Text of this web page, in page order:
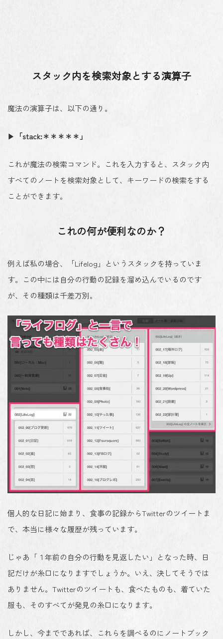
スタック内を検索対象とする演算子
魔法の演算子は、以下の通り。
▶ 「stack:＊＊＊＊＊」
これが魔法の検索コマンド。これを入力すると、スタック内
すべてのノートを検索対象として、キーワードの検索をする
ことができます。
これの何が便利なのか？
例えば私の場合、「Lifelog」というスタックを持っていま
す。この中には自分の行動の記録を溜め込んでいるのです
が、その種類は千差万別。
個人的な日記に始まり、食事の記録からTwitterのツイートま
で、本当に様々な履歴が残っています。
じゃあ「１年前の自分の行動を見返したい」となった時、日
記だけが糸口になりますでしょうか。いえ、決してそうでは
ありません。Twitterのツイートも、食べたものも、着ていた
服も、そのすべてが発見の糸口になります。
しかし、今までであれば、これらを調べるのにノートブック